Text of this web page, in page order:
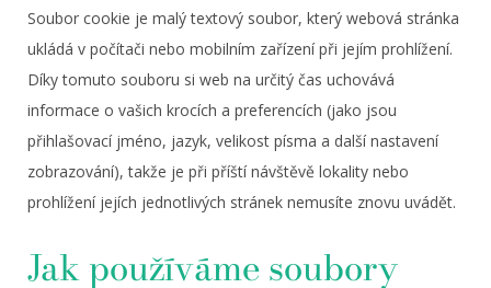
Soubor cookie je malý textový soubor, který webová stránka
ukládá v počítači nebo mobilním zařízení při jejím prohlížení.
Díky tomuto souboru si web na určitý čas uchovává
informace o vašich krocích a preferencích (jako jsou
přihlašovací jméno, jazyk, velikost písma a další nastavení
zobrazování), takže je při příští návštěvě lokality nebo
prohlížení jejích jednotlivých stránek nemusíte znovu uvádět.
Jak používáme soubory